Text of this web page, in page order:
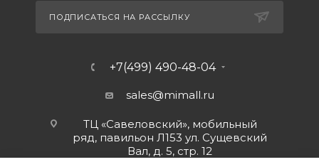
ПОДПИСАТЬСЯ НА РАССЫЛКУ
+7(499) 490-48-04
sales@mimall.ru
ТЦ «Савеловский», мобильный
ряд, павильон Л153 ул. Сущевский
Вал, д. 5, стр. 12